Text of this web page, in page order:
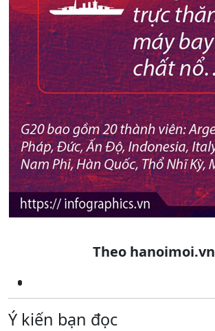
Theo hanoimoi.vn
Ý kiến bạn đọc